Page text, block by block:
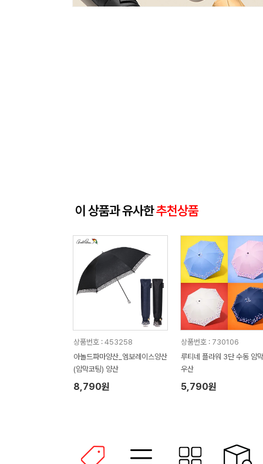
이 상품과 유사한추천상품
상품번호 : 453258
아놀드파마양산_엠보레이스양산
(암막코팅) 양산
8,790원
상품번호 : 730106
루티네 플라워 3단 수동 암
우산
5,790원